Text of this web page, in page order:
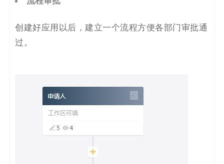
创建好应用以后，建立一个流程方便各部门审批通
过。